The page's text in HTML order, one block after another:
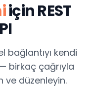
için REST
bağlantıyı kendi
birkaç çağrıyla
ve düzenleyin.